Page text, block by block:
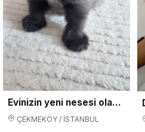
Evinizin yeni nesesi olacak
ÇEKMEKÖY / İSTANBUL